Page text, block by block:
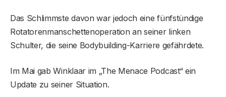
Das Schlimmste davon war jedoch eine fünfstündige
Rotatorenmanschettenoperation an seiner linken
Schulter, die seine Bodybuilding-Karriere gefährdete.
Im Mai gab Winklaar im „The Menace Podcast“ ein
Update zu seiner Situation.